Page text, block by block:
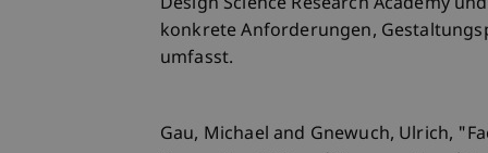
Design Science Research Academy
konkrete Anforderungen,
umfasst.
Gau, Michael and Gnewuch, Ulrich,